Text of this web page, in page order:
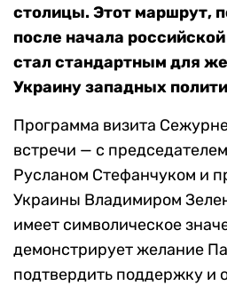
столицы. Этот маршрут,
после начала
стал стандартным для
Украину западных
Программа визита
встречи — с
Русланом Стефанчуком и
Украины Владимиром
имеет символическое
демонстрирует желание
подтвердить поддержку и